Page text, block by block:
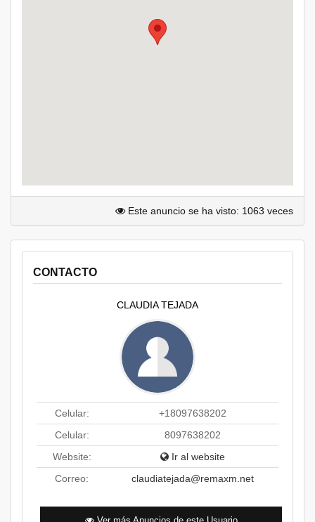
Este anuncio se ha visto: 1063 veces
CONTACTO
CLAUDIA TEJADA
Celular:
+18097638202
Celular:
8097638202
Website:
Ir al website
Correo:
claudiatejada@remaxm.net